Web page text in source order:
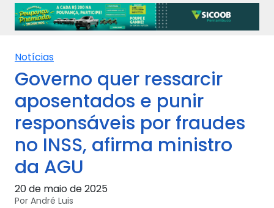
Notícias
Governo quer ressarcir
aposentados e punir
responsáveis por fraudes
no INSS, afirma ministro
da AGU
20 de maio de 2025
Por André Luis